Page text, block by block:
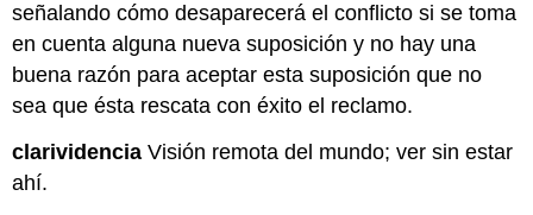
señalando cómo desaparecerá el conflicto si se toma
en cuenta alguna nueva suposición y no hay una
buena razón para aceptar esta suposición que no
sea que ésta rescata con éxito el reclamo.
clarividencia Visión remota del mundo; ver sin estar
ahí.